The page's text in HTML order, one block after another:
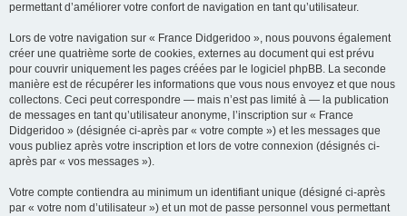
permettant d’améliorer votre confort de navigation en tant qu’utilisateur.
Lors de votre navigation sur « France Didgeridoo », nous pouvons également
créer une quatrième sorte de cookies, externes au document qui est prévu
pour couvrir uniquement les pages créées par le logiciel phpBB. La seconde
manière est de récupérer les informations que vous nous envoyez et que nous
collectons. Ceci peut correspondre — mais n’est pas limité à — la publication
de messages en tant qu’utilisateur anonyme, l’inscription sur « France
Didgeridoo » (désignée ci-après par « votre compte ») et les messages que
vous publiez après votre inscription et lors de votre connexion (désignés ci-
après par « vos messages »).
Votre compte contiendra au minimum un identifiant unique (désigné ci-après
par « votre nom d’utilisateur ») et un mot de passe personnel vous permettant